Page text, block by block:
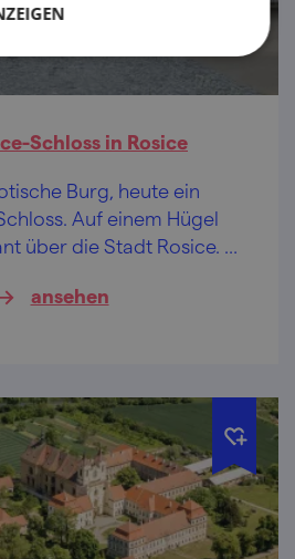
Schloss in Rosice
Burg, heute ein
Auf einem Hügel
über die Stadt Rosice. Es
und daneben einen
ansehen